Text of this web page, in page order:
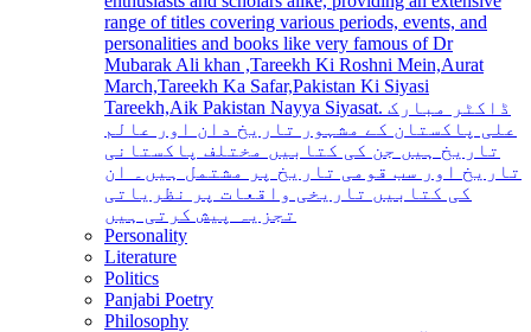
range of titles covering various periods, events, and
personalities and books like very famous of Dr
Mubarak Ali khan ,Tareekh Ki Roshni Mein,Aurat
March,Tareekh Ka Safar,Pakistan Ki Siyasi
Tareekh,Aik Pakistan Nayya Siyasat. ڈاکٹر مبارک
علی پاکستان کے مشہور تاریخ دان اور عالم
تاریخ ہیں جن کی کتابیں مختلف پاکستانی
تاریخ اور سب قومی تاریخ پر مشتمل ہیں۔ ان
کی کتابیں تاریخی واقعات پر نظریاتی
تجزیہ پیش کرتی ہیں
Personality
Literature
Politics
Panjabi Poetry
Philosophy